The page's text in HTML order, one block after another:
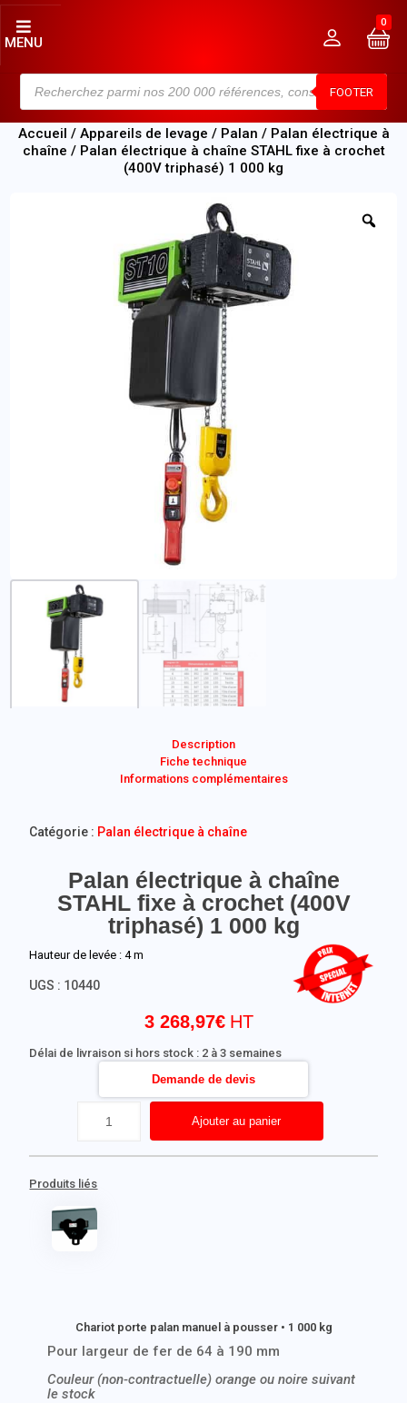
FOOTER
0
MENU
Accueil / Appareils de levage / Palan / Palan électrique à
chaîne / Palan électrique à chaîne STAHL fixe à crochet
(400V triphasé) 1 000 kg
Description
Fiche technique
Informations complémentaires
Palan électrique à chaîne
STAHL fixe à crochet (400V
triphasé) 1 000 kg
3 268,97€
Délai de livraison si hors stock : 2 à 3 semaines
Hauteur de levée : 4 m
Ajouter au panier
Produits liés
Chariot porte palan manuel à pousser • 1 000 kg
Pour largeur de fer de 64 à 190 mm
Couleur (non-contractuelle) orange ou noire suivant
le stock
Demande de devis
UGS : 10440
Catégorie : Palan électrique à chaîne